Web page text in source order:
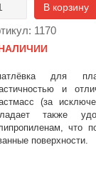
В корзину
1170
для
и
(за
также
что
поверхности.